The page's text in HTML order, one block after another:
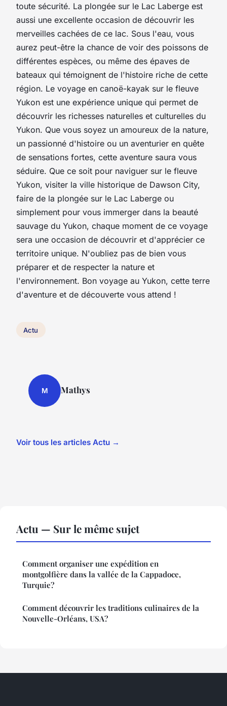
toute sécurité. La plongée sur le Lac Laberge est
aussi une excellente occasion de découvrir les
merveilles cachées de ce lac. Sous l'eau, vous
aurez peut-être la chance de voir des poissons de
différentes espèces, ou même des épaves de
bateaux qui témoignent de l'histoire riche de cette
région. Le voyage en canoë-kayak sur le fleuve
Yukon est une expérience unique qui permet de
découvrir les richesses naturelles et culturelles du
Yukon. Que vous soyez un amoureux de la nature,
un passionné d'histoire ou un aventurier en quête
de sensations fortes, cette aventure saura vous
séduire. Que ce soit pour naviguer sur le fleuve
Yukon, visiter la ville historique de Dawson City,
faire de la plongée sur le Lac Laberge ou
simplement pour vous immerger dans la beauté
sauvage du Yukon, chaque moment de ce voyage
sera une occasion de découvrir et d'apprécier ce
territoire unique. N'oubliez pas de bien vous
préparer et de respecter la nature et
l'environnement. Bon voyage au Yukon, cette terre
d'aventure et de découverte vous attend !
Actu
M Mathys
Voir tous les articles Actu →
Actu — Sur le même sujet
Comment organiser une expédition en
montgolfière dans la vallée de la Cappadoce,
Turquie?
Comment découvrir les traditions culinaires de la
Nouvelle-Orléans, USA?